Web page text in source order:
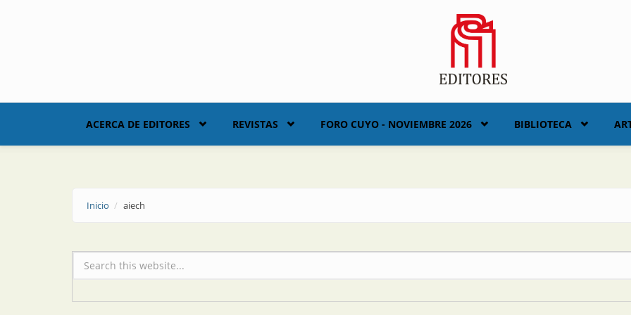
ACERCA DE EDITORES REVISTAS FORO CUYO - NOVIEMBRE 2026 BIBLIOTECA
Inicio aiech
Formulario de búsqueda